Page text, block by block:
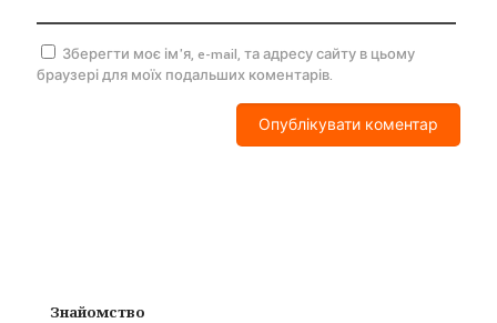
Зберегти моє ім'я, e-mail, та адресу сайту в цьому
браузері для моїх подальших коментарів.
Знайомство